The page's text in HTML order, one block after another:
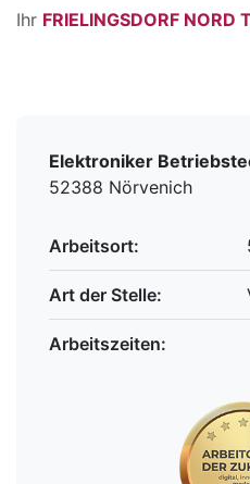
Ihr FRIELINGSDORF NORD
Elektroniker
52388 Nörvenich
Arbeitsort:
Art der Stelle:
Arbeitszeiten: